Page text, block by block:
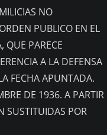
NO
PUBLICO EN EL
QUE PARECE
A LA DEFENSA
FECHA APUNTADA.
DE 1936. A PARTIR
SUSTITUIDAS POR